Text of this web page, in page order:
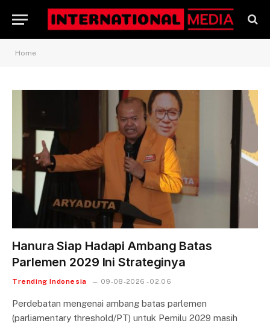
Home
Hanura Siap Hadapi Ambang Batas
Parlemen 2029 Ini Strateginya
Trending Indonesia 09-08-2026 - 02.06
Perdebatan mengenai ambang batas parlemen
(parliamentary threshold/PT) untuk Pemilu 2029 masih